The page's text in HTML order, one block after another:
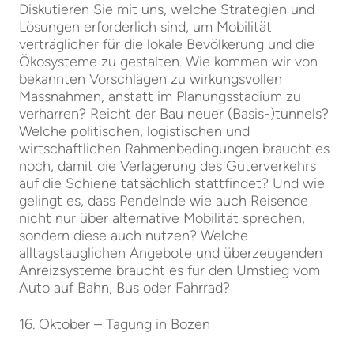
Diskutieren Sie mit uns, welche Strategien und
Lösungen erforderlich sind, um Mobilität
verträglicher für die lokale Bevölkerung und die
Ökosysteme zu gestalten. Wie kommen wir von
bekannten Vorschlägen zu wirkungsvollen
Massnahmen, anstatt im Planungsstadium zu
verharren? Reicht der Bau neuer (Basis-)tunnels?
Welche politischen, logistischen und
wirtschaftlichen Rahmenbedingungen braucht es
noch, damit die Verlagerung des Güterverkehrs
auf die Schiene tatsächlich stattfindet? Und wie
gelingt es, dass Pendelnde wie auch Reisende
nicht nur über alternative Mobilität sprechen,
sondern diese auch nutzen? Welche
alltagstauglichen Angebote und überzeugenden
Anreizsysteme braucht es für den Umstieg vom
Auto auf Bahn, Bus oder Fahrrad?
16. Oktober – Tagung in Bozen